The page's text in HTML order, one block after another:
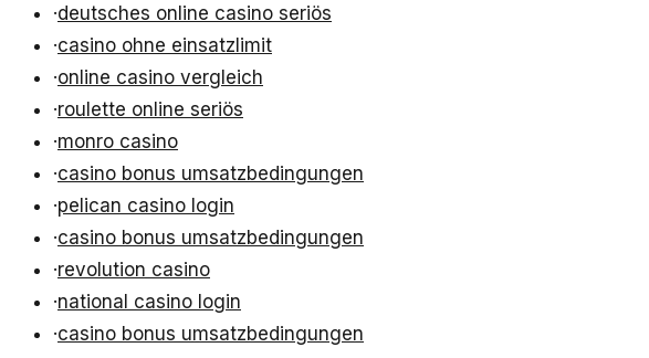
·deutsches online casino seriös
·casino ohne einsatzlimit
·online casino vergleich
·roulette online seriös
·monro casino
·casino bonus umsatzbedingungen
·pelican casino login
·casino bonus umsatzbedingungen
·revolution casino
·national casino login
·casino bonus umsatzbedingungen